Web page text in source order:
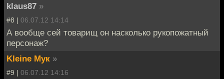
klaus87 »
#8 | 06.07.12 14:14
А вообще сей товарищ он насколько рукопожатный
персонаж?
Kleine Мук »
#9 | 06.07.12 14:16